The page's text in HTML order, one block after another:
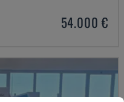
54.000 €